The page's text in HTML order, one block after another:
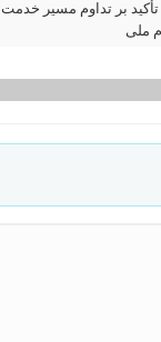
| تأکید بر تداوم مسیر خدمت‌
ملی